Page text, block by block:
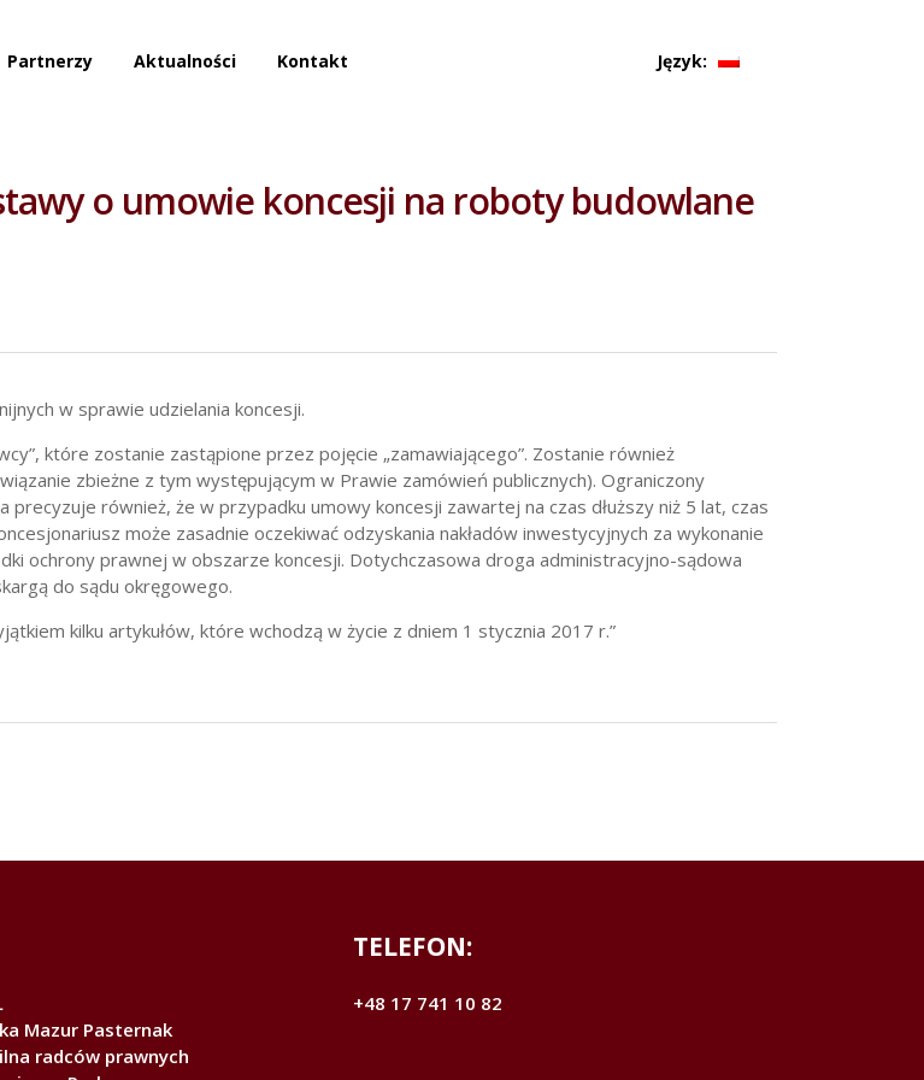
Partnerzy Aktualności Kontakt Język:
o umowie koncesji na roboty budowlane
w sprawie udzielania koncesji.
które zostanie zastąpione przez pojęcie „zamawiającego”. Zostanie również
zbieżne z tym występującym w Prawie zamówień publicznych). Ograniczony
również, że w przypadku umowy koncesji zawartej na czas dłuższy niż 5 lat, czas
może zasadnie oczekiwać odzyskania nakładów inwestycyjnych za wykonanie
ochrony prawnej w obszarze koncesji. Dotychczasowa droga administracyjno-sądowa
do sądu okręgowego.
kilku artykułów, które wchodzą w życie z dniem 1 stycznia 2017 r.”
Mazur Pasternak
radców prawnych
TELEFON:
+48 17 741 10 82